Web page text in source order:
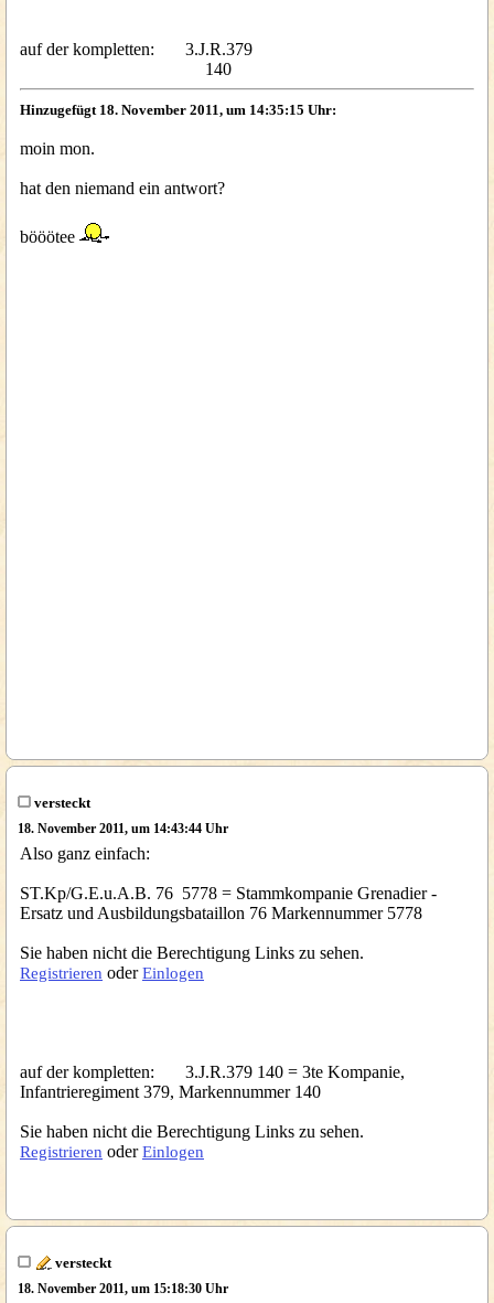
auf der kompletten: 3.J.R.379
140
Hinzugefügt 18. November 2011, um 14:35:15 Uhr:
moin mon.
hat den niemand ein antwort?
bööötee
versteckt
18. November 2011, um 14:43:44 Uhr
Also ganz einfach:
ST.Kp/G.E.u.A.B. 76 5778 = Stammkompanie Grenadier -
Ersatz und Ausbildungsbataillon 76 Markennummer 5778
Sie haben nicht die Berechtigung Links zu sehen.
Registrieren oderEinlogen
auf der kompletten: 3.J.R.379 140 = 3te Kompanie,
Infantrieregiment 379, Markennummer 140
Sie haben nicht die Berechtigung Links zu sehen.
Registrieren oderEinlogen
versteckt
18. November 2011, um 15:18:30 Uhr